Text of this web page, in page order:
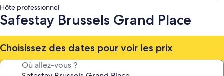
Hôte professionnel
Safestay Brussels Grand Place
Choisissez des dates pour voir les prix
Où allez-vous ?